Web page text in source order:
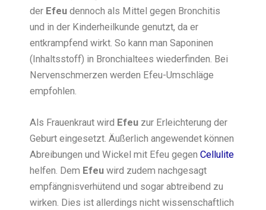
der Efeu dennoch als Mittel gegen Bronchitis
und in der Kinderheilkunde genutzt, da er
entkrampfend wirkt. So kann man Saponinen
(Inhaltsstoff) in Bronchialtees wiederfinden. Bei
Nervenschmerzen werden Efeu-Umschläge
empfohlen.
Als Frauenkraut wird Efeu zur Erleichterung der
Geburt eingesetzt. Äußerlich angewendet können
Abreibungen und Wickel mit Efeu gegen Cellulite
helfen. Dem Efeu wird zudem nachgesagt
empfängnisverhütend und sogar abtreibend zu
wirken. Dies ist allerdings nicht wissenschaftlich